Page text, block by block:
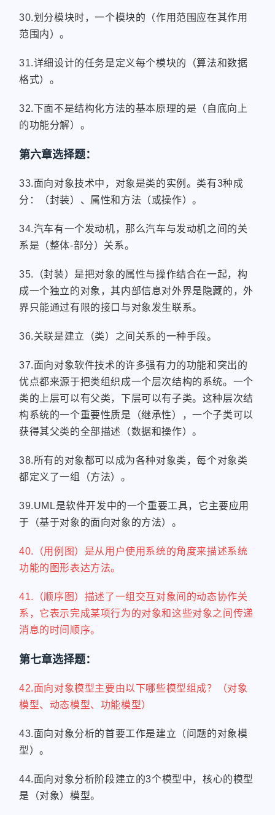
30.划分模块时，一个模块的（作用范围应在其作用
范围内）。
31.详细设计的任务是定义每个模块的（算法和数据
格式）。
32.下面不是结构化方法的基本原理的是（自底向上
的功能分解）。
第六章选择题：
33.面向对象技术中，对象是类的实例。类有3种成
分：（封装）、属性和方法（或操作）。
34.汽车有一个发动机，那么汽车与发动机之间的关
系是（整体-部分）关系。
35.（封装）是把对象的属性与操作结合在一起，构
成一个独立的对象，其内部信息对外界是隐藏的，外
界只能通过有限的接口与对象发生联系。
36.关联是建立（类）之间关系的一种手段。
37.面向对象软件技术的许多强有力的功能和突出的
优点都来源于把类组织成一个层次结构的系统。一个
类的上层可以有父类，下层可以有子类。这种层次结
构系统的一个重要性质是（继承性），一个子类可以
获得其父类的全部描述（数据和操作）。
38.所有的对象都可以成为各种对象类，每个对象类
都定义了一组（方法）。
39.UML是软件开发中的一个重要工具，它主要应用
于（基于对象的面向对象的方法）。
40.（用例图）是从用户使用系统的角度来描述系统
功能的图形表达方法。
41.（顺序图）描述了一组交互对象间的动态协作关
系，它表示完成某项行为的对象和这些对象之间传递
消息的时间顺序。
第七章选择题：
42.面向对象模型主要由以下哪些模型组成？（对象
模型、动态模型、功能模型）
43.面向对象分析的首要工作是建立（问题的对象模
型）。
44.面向对象分析阶段建立的3个模型中，核心的模型
是（对象）模型。